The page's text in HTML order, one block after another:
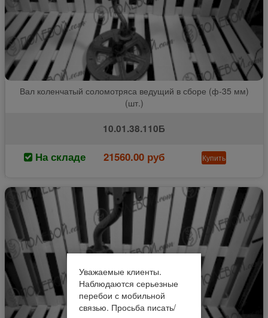
Вал коленчатый соломотряса ведущий в сборе (ф-35 мм)
(шт.)
10.01.38.110Б
На складе 21560.00 руб Купить
Уважаемые клиенты.
Наблюдаются серьезные
перебои с мобильной
связью. Просьба писать/